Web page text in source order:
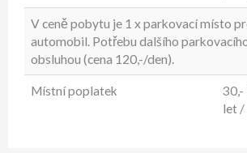
V ceně pobytu je 1 x parkovací místo
automobil. Potřebu dalšího
obsluhou (cena 120,-/den).
Místní poplatek
30,-
let /